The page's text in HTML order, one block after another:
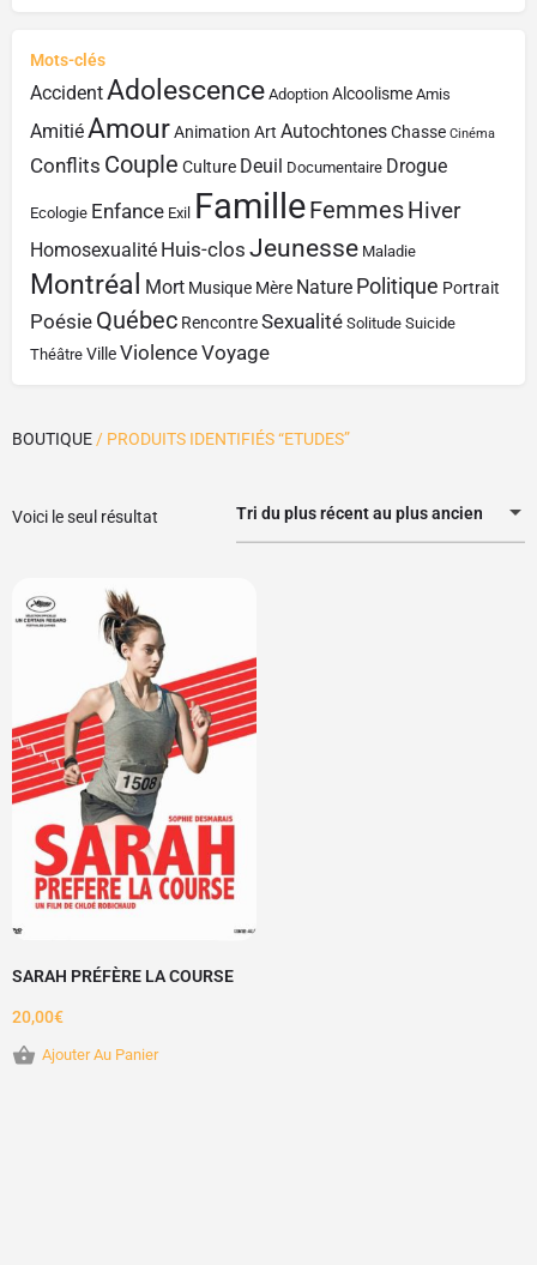
Mots-clés
AccidentAdolescence Adoption Alcoolisme Amis
AmitiéAmourAnimation Art AutochtonesChasse Cinéma
Conflits Couple Culture Deuil Documentaire Drogue
Ecologie Enfance Exil FamilleFemmesHiver
Homosexualité Huis-clos Jeunesse Maladie
Montréal Mort Musique Mère Nature Politique Portrait
Poésie Québec RencontreSexualité Solitude Suicide
Théâtre VilleViolenceVoyage
BOUTIQUE / PRODUITS IDENTIFIÉS “ETUDES”
Voici le seul résultat Tri du plus récent au plus ancien
SARAH PRÉFÈRE LA COURSE
20,00€
Ajouter Au Panier